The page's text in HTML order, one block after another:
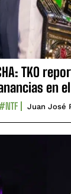
TKO
en
Juan José